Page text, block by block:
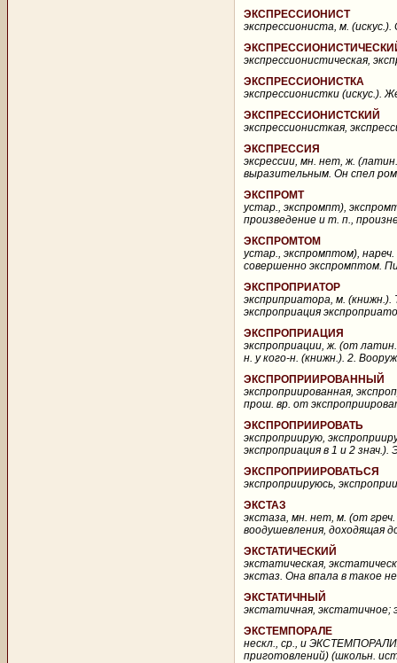
ЭКСПРЕССИОНИСТ
экспрессиониста, м.
экспрессионистическая,
ЭКСПРЕССИОНИСТКА
экспрессионистки (искус.).
ЭКСПРЕССИОНИСТСКИЙ
экспрессионисткая,
ЭКСПРЕССИЯ
эксрессии, мн. нет, ж.
выразительным. Он спел
ЭКСПРОМТ
устар., экспромпт),
произведение и т. п.,
ЭКСПРОМТОМ
устар., экспромптом),
совершенно экспромптом.
ЭКСПРОПРИАТОР
эксприприатора, м.
экспроприация
ЭКСПРОПРИАЦИЯ
экспроприации, ж. (от
н. у кого-н. (книжн.). 2.
ЭКСПРОПРИИРОВАННЫЙ
экспроприированная,
прош. вр. от
ЭКСПРОПРИИРОВАТЬ
экспроприирую,
экспроприация в 1 и 2
ЭКСПРОПРИИРОВАТЬСЯ
экспроприируюсь,
ЭКСТАЗ
экстаза, мн. нет, м. (от
воодушевления, доходящая
ЭКСТАТИЧЕСКИЙ
экстатическая,
экстаз. Она впала в такое
ЭКСТАТИЧНЫЙ
экстатичная, экстатичное;
ЭКСТЕМПОРАЛЕ
нескл., ср., и
приготовлений) (школьн.